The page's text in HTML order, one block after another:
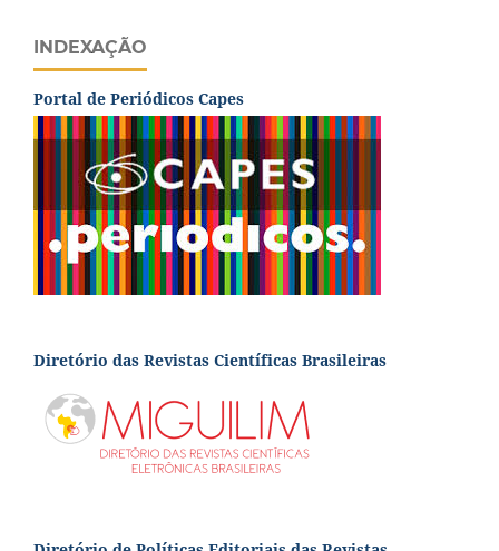
INDEXAÇÃO
Portal de Periódicos Capes
Diretório das Revistas Científicas Brasileiras